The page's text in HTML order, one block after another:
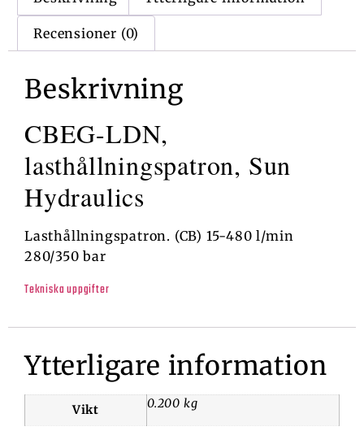
Recensioner (0)
Beskrivning
CBEG-LDN,
lasthållningspatron, Sun
Hydraulics
Lasthållningspatron. (CB) 15-480 l/min
280/350 bar
Tekniska uppgifter
Ytterligare information
Vikt 0.200 kg